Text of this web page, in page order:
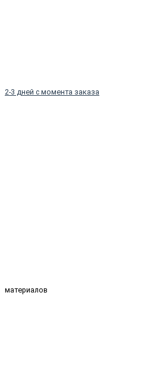
2-3 дней с момента заказа
материалов